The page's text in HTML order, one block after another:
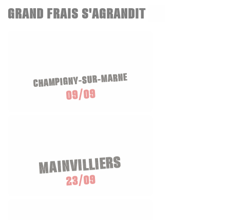
GRAND FRAIS S'AGRANDIT
CHAMPIGNY-SUR-MARNE
09/09
MAINVILLIERS
23/09